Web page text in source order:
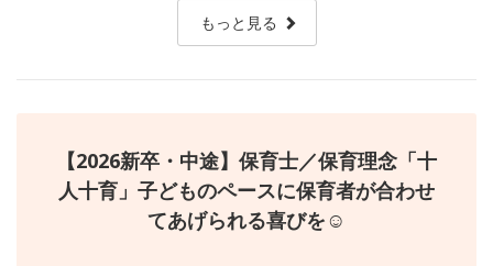
もっと見る
【2026新卒・中途】保育士／保育理念「十
人十育」子どものペースに保育者が合わせ
てあげられる喜びを☺